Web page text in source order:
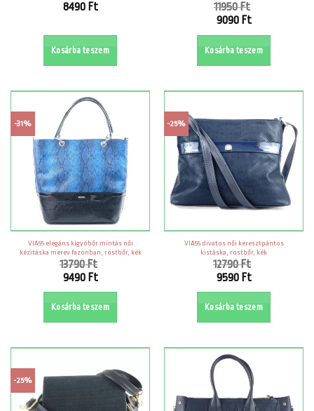
8490 Ft
Kosárba teszem
11950Ft
Original
11950 Ft.
9090 Ft
Current
price
is:
9090 Ft.
Kosárba teszem
-31%
VIA55 elegáns kígyóbőr mintás női
kézitáska merev fazonban, rostbőr, kék
13790Ft
Original
13790 Ft.
9490 Ft
Current
price
is:
9490 Ft.
Kosárba teszem
-25%
VIA55 divatos női keresztpántos
kistáska, rostbőr, kék
12790Ft
Original
12790 Ft.
9590 Ft
Current
price
is:
9590 Ft.
Kosárba teszem
-25%